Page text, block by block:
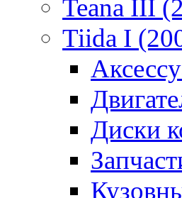
Teana III
Tiida I
Диски